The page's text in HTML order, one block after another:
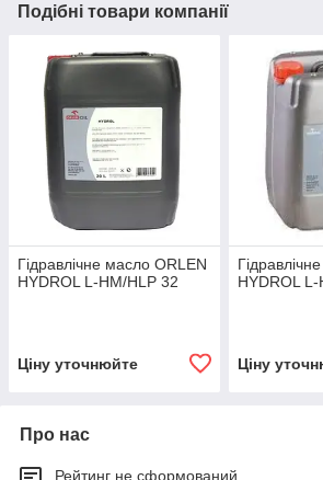
Подібні товари компанії
Гідравлічне масло ORLEN
HYDROL L-HM/HLP 32
Ціну уточнюйте
HYDROL
Ціну
Про нас
Рейтинг не сформований